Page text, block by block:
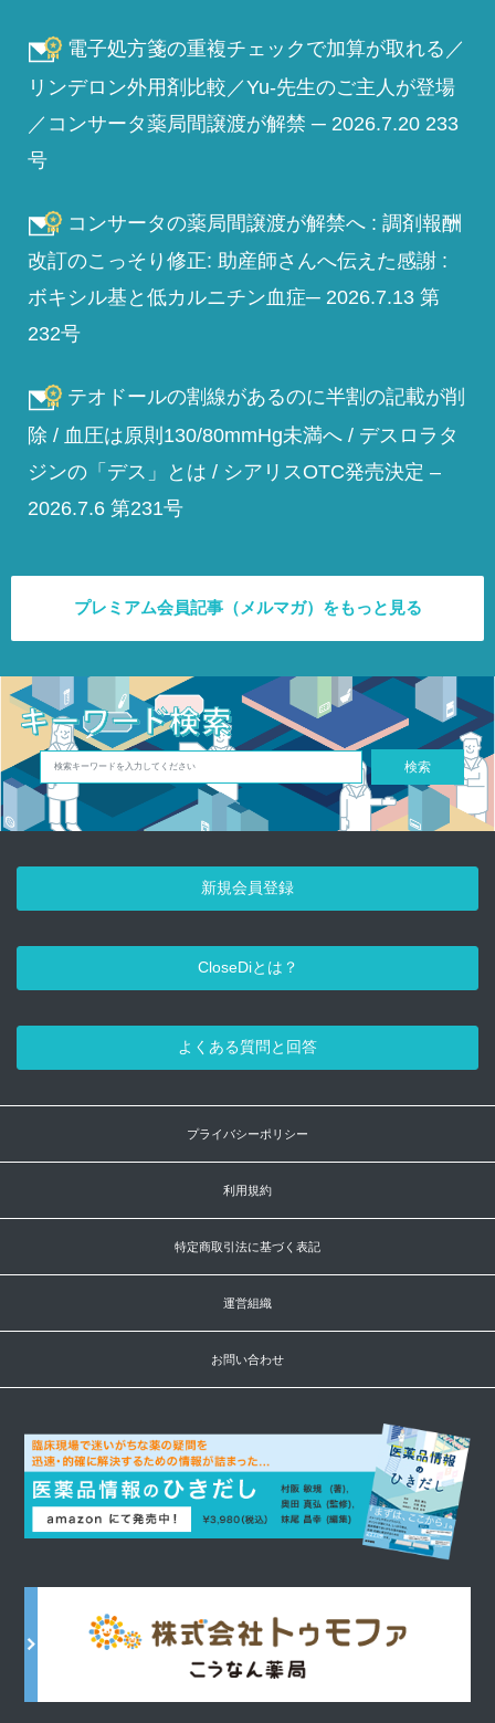
電子処方箋の重複チェックで加算が取れる／
リンデロン外用剤比較／Yu-先生のご主人が登場
／コンサータ薬局間譲渡が解禁 ─ 2026.7.20 233
号
コンサータの薬局間譲渡が解禁へ : 調剤報酬
改訂のこっそり修正: 助産師さんへ伝えた感謝 :
ボキシル基と低カルニチン血症─ 2026.7.13 第
232号
テオドールの割線があるのに半割の記載が削
除 / 血圧は原則130/80mmHg未満へ / デスロラタ
ジンの「デス」とは / シアリスOTC発売決定 –
2026.7.6 第231号
プレミアム会員記事（メルマガ）をもっと見る
検索
新規会員登録
CloseDiとは？
よくある質問と回答
プライバシーポリシー
利用規約
特定商取引法に基づく表記
運営組織
お問い合わせ